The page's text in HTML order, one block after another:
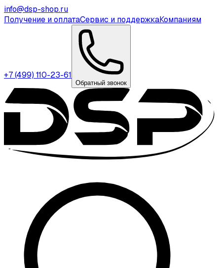
info@dsp-shop.ru
Получение и оплатаСервис и поддержкаКомпаниям
+7 (499) 110-23-61
Обратный звонок